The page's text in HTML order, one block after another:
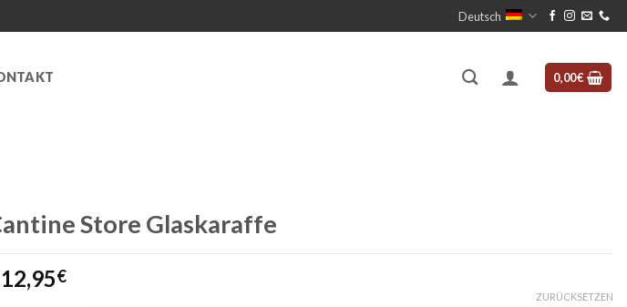
Deutsch
0,00€
Store Glaskaraffe
12,95€Preisspanne:
ZURÜCKSETZEN